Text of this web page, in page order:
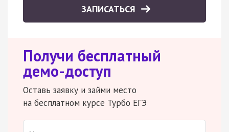
ЗАПИСАТЬСЯ
Получи бесплатный
демо-доступ
Оставь заявку и займи место
на бесплатном курсе Турбо ЕГЭ